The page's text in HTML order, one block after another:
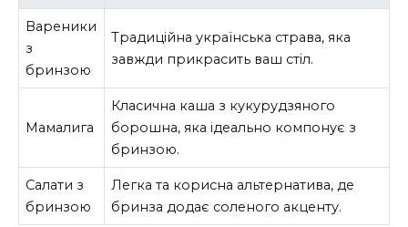
Вареники
з
бринзою
Традиційна українська страва, яка
завжди прикрасить ваш стіл.
Мамалига
Класична каша з кукурудзяного
борошна, яка ідеально компонує з
бринзою.
Салати з
бринзою
Легка та корисна альтернатива, де
бринза додає соленого акценту.